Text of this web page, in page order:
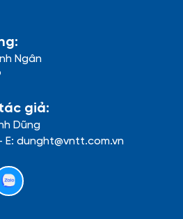
Ngân
giả:
Dũng
E: dunght@vntt.com.vn